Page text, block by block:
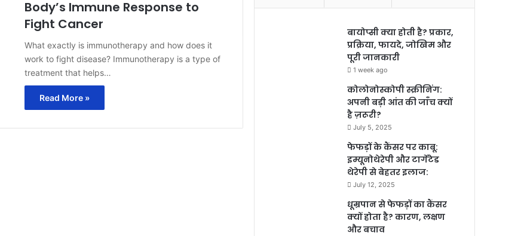
Body’s Immune Response to
Fight Cancer
What exactly is immunotherapy and how does it
work to fight disease? Immunotherapy is a type of
treatment that helps…
Read More »
बायोप्सी क्या होती है? प्रकार,
प्रक्रिया, फायदे, जोखिम और
पूरी जानकारी
1 week ago
कोलोनोस्कोपी स्क्रीनिंग:
अपनी बड़ी आंत की जाँच क्यों
है ज़रूरी?
July 5, 2025
फेफड़ों के कैंसर पर काबू:
इम्यूनोथेरेपी और टार्गेटेड
थेरेपी से बेहतर इलाज:
July 12, 2025
धूम्रपान से फेफड़ों का कैंसर
क्यों होता है? कारण, लक्षण
और बचाव